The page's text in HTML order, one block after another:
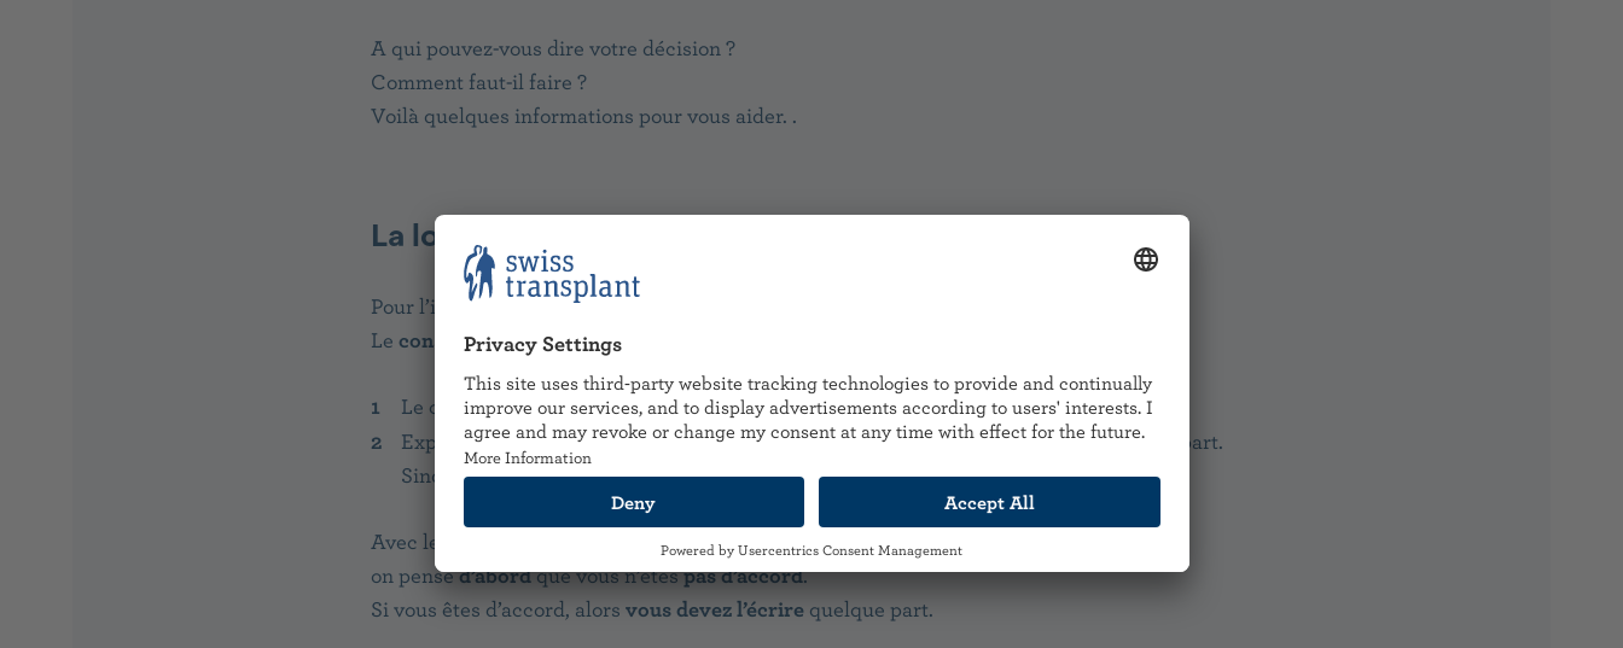
A qui pouvez-vous dire votre décision ?
Comment faut-il faire ?
Voilà quelques informations pour vous aider. .
La loi en Suisse
Pour l’instant, c’est leconsentement explicite
Le consentement explicite
Le consentement (ou consentir), cela veut dire : être d’accord.
Explicite, cela veut dire : pour être valable, le consentement doitêtre écritquelque part.
Sinon, il n’estpasvalable.
Avec le consentement explicite,
on pensed’abordque vous n’êtespas d’accord.
Si vous êtes d’accord, alors vous devez l’écrire quelque part.